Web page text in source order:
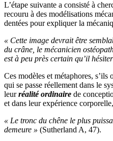
L’étape suivante a consisté à
recouru à des modélisations
dentées pour expliquer la
« Cette image devrait être
du crâne, le mécanicien
est à peu près certain qu’il
Ces modèles et métaphores,
qui se passe réellement dans le
leurréalité ordinaire de
et dans leur expérience
« Le tronc du chêne le plus
demeure » (Sutherland A, 47).